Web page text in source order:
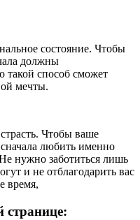
состояние. Чтобы
должны
такой способ сможет
мечты.
Чтобы ваше
любить именно
нужно заботиться лишь
и не отблагодарить вас
время,
странице: